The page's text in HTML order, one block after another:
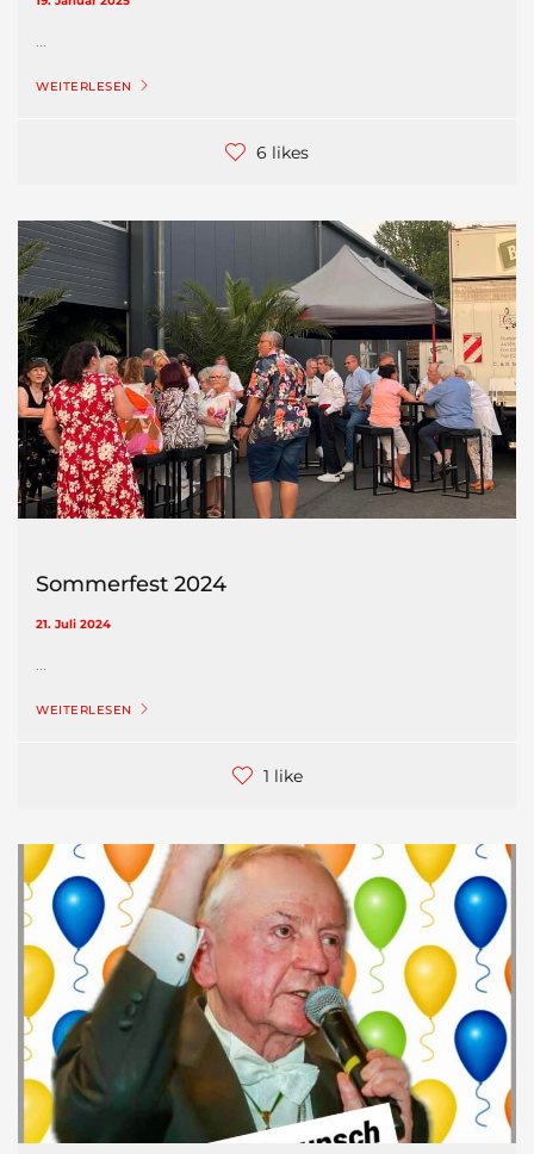
...
WEITERLESEN
6 likes
Sommerfest 2024
21. Juli 2024
...
WEITERLESEN
1 like